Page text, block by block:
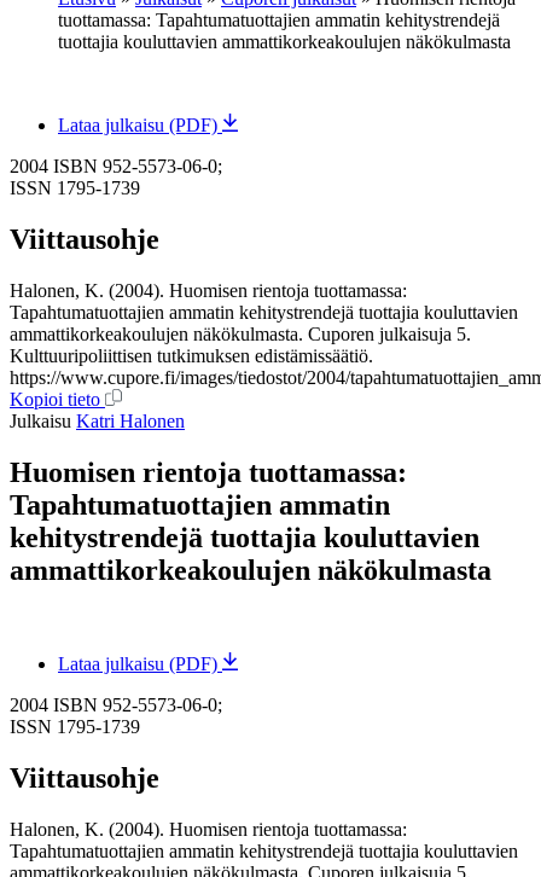
tuottamassa: Tapahtumatuottajien ammatin kehitystrendejä
tuottajia kouluttavien ammattikorkeakoulujen näkökulmasta
Lataa julkaisu (PDF)
2004 ISBN 952-5573-06-0;
ISSN 1795-1739
Viittausohje
Halonen, K. (2004). Huomisen rientoja tuottamassa:
Tapahtumatuottajien ammatin kehitystrendejä tuottajia kouluttavien
ammattikorkeakoulujen näkökulmasta. Cuporen julkaisuja 5.
Kulttuuripoliittisen tutkimuksen edistämissäätiö.
https://www.cupore.fi/images/tiedostot/2004/
Kopioi tieto
Julkaisu Katri Halonen
Huomisen rientoja tuottamassa:
Tapahtumatuottajien ammatin
kehitystrendejä tuottajia kouluttavien
ammattikorkeakoulujen näkökulmasta
Lataa julkaisu (PDF)
2004 ISBN 952-5573-06-0;
ISSN 1795-1739
Viittausohje
Halonen, K. (2004). Huomisen rientoja tuottamassa:
Tapahtumatuottajien ammatin kehitystrendejä tuottajia kouluttavien